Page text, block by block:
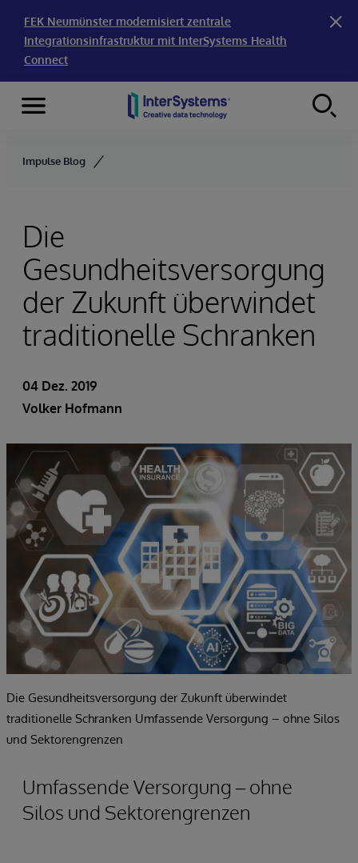
FEK Neumünster modernisiert zentrale
Integrationsinfrastruktur mit InterSystems Health
Connect
Skip to content
Menu
Impulse Blog
Die
Gesundheitsversorgung
der Zukunft überwindet
traditionelle Schranken
04 Dez. 2019
Volker Hofmann
Die Gesundheitsversorgung der Zukunft überwindet
traditionelle Schranken Umfassende Versorgung – ohne Silos
und Sektorengrenzen
Umfassende Versorgung – ohne
Silos und Sektorengrenzen